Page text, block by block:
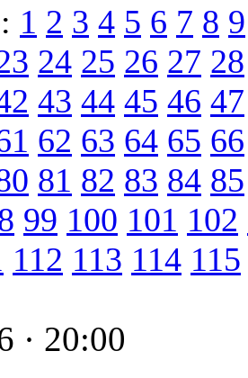
1 2 3 4 5 6 7 8 9
24 25 26 27 28
43 44 45 46 47
62 63 64 65 66
81 82 83 84 85
99 100 101 102
112 113 114 115
· 20:00